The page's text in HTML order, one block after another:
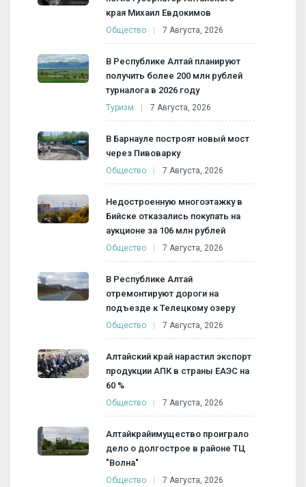
края Михаил Евдокимов
Общество 7 Августа, 2026
В Республике Алтай планируют
получить более 200 млн рублей
турналога в 2026 году
Туризм 7 Августа, 2026
В Барнауле построят новый мост
через Пивоварку
Общество 7 Августа, 2026
Недостроенную многоэтажку в
Бийске отказались покупать на
аукционе за 106 млн рублей
Общество 7 Августа, 2026
В Республике Алтай
отремонтируют дороги на
подъезде к Телецкому озеру
Общество 7 Августа, 2026
Алтайский край нарастил экспорт
продукции АПК в страны ЕАЭС на
60 %
Общество 7 Августа, 2026
Алтайкрайимущество проиграло
дело о долгострое в районе ТЦ
"Волна"
Общество 7 Августа, 2026